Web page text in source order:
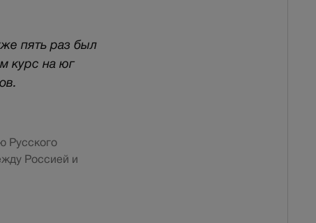
пять раз был
курс на юг
Русского
Россией и